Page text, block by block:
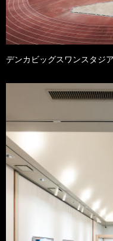
デンカビッグスワンスタジ